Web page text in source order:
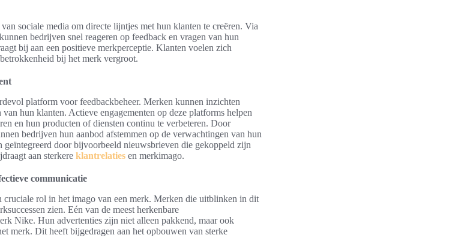
sociale media om directe lijntjes met hun klanten te creëren. Via
bedrijven snel reageren op feedback en vragen van hun
bij aan een positieve merkperceptie. Klanten voelen zich
bij het merk vergroot.
platform voor feedbackbeheer. Merken kunnen inzichten
hun klanten. Actieve engagementen op deze platforms helpen
en hun producten of diensten continu te verbeteren. Door
bedrijven hun aanbod afstemmen op de verwachtingen van hun
door bijvoorbeeld nieuwsbrieven die gekoppeld zijn
aan sterkere klantrelaties en merkimago.
communicatie
cruciale rol in het imago van een merk. Merken die uitblinken in dit
zien. Eén van de meest herkenbare
Nike. Hun advertenties zijn niet alleen pakkend, maar ook
merk. Dit heeft bijgedragen aan het opbouwen van sterke